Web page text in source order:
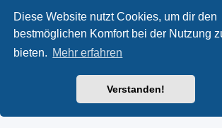
Diese Website nutzt Cookies, um dir den
bestmöglichen Komfort bei der Nutzung
bieten. Mehr erfahren
Verstanden!
TUK TUK Thailand Reisetipps Foren-Übersicht
Powered byphpBB ® Forum Software © phpBB
Deutsche Übersetzung durch